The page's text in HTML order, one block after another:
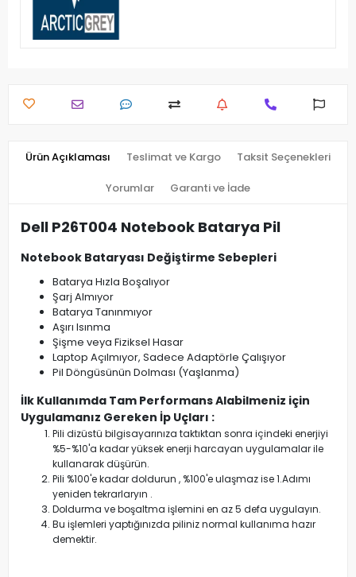
Ürün Açıklaması Teslimat ve Kargo Taksit Seçenekleri
Yorumlar Garanti ve İade
Dell P26T004 Notebook Batarya Pil
Notebook Bataryası Değiştirme Sebepleri
Batarya Hızla Boşalıyor
Şarj Almıyor
Batarya Tanınmıyor
Aşırı Isınma
Şişme veya Fiziksel Hasar
Laptop Açılmıyor, Sadece Adaptörle Çalışıyor
Pil Döngüsünün Dolması (Yaşlanma)
İlk Kullanımda Tam Performans Alabilmeniz için
Uygulamanız Gereken İp Uçları :
Pili dizüstü bilgisayarınıza taktıktan sonra içindeki enerjiyi
%5-%10'a kadar yüksek enerji harcayan uygulamalar ile
kullanarak düşürün.
Pili %100'e kadar doldurun , %100'e ulaşmaz ise 1.Adımı
yeniden tekrarlaryın .
Doldurma ve boşaltma işlemini en az 5 defa uygulayın.
Bu işlemleri yaptığınızda piliniz normal kullanıma hazır
demektir.